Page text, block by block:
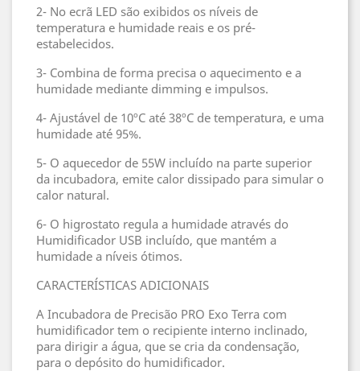
2- No ecrã LED são exibidos os níveis de
temperatura e humidade reais e os pré-
estabelecidos.
3- Combina de forma precisa o aquecimento e a
humidade mediante dimming e impulsos.
4- Ajustável de 10ºC até 38ºC de temperatura, e uma
humidade até 95%.
5- O aquecedor de 55W incluído na parte superior
da incubadora, emite calor dissipado para simular o
calor natural.
6- O higrostato regula a humidade através do
Humidificador USB incluído, que mantém a
humidade a níveis ótimos.
CARACTERÍSTICAS ADICIONAIS
A Incubadora de Precisão PRO Exo Terra com
humidificador tem o recipiente interno inclinado,
para dirigir a água, que se cria da condensação,
para o depósito do humidificador.